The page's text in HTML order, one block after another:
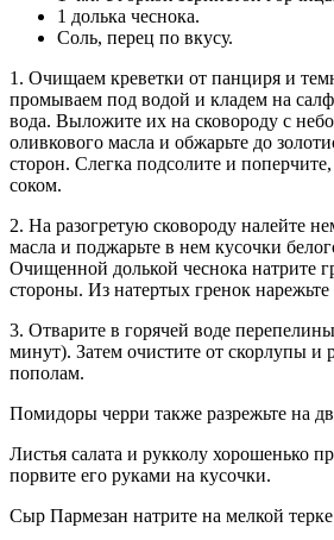
1 долька чеснока.
Соль, перец по вкусу.
1. Очищаем креветки от панциря и
промываем под водой и кладем на
вода. Выложите их на сковороду с
оливкового масла и обжарьте до
сторон. Слегка подсолите и
соком.
2. На разогретую сковороду налейте
масла и поджарьте в нем кусочки
Очищенной долькой чеснока натрите
стороны. Из натертых гренок
3. Отварите в горячей воде
минут). Затем очистите от скорлупы и
пополам.
Помидоры черри также разрежьте на
Листья салата и рукколу хорошенько
порвите его руками на кусочки.
Сыр Пармезан натрите на мелкой